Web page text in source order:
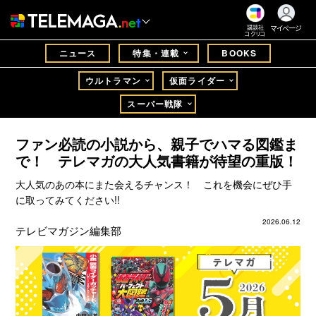
講談社
コクリコ
マイページ
ニュース 特集・連載 BOOKS
ウルトラマン
仮面ライダー
スーパー戦隊
ファン必読の小説から、親子でハマる図鑑ま
で！ テレマガの大人気書籍が待望の重版！
大人気のあの本にまた会えるチャンス！ これを機会にぜひ手
に取ってみてください!!
2026.06.12
テレビマガジン編集部